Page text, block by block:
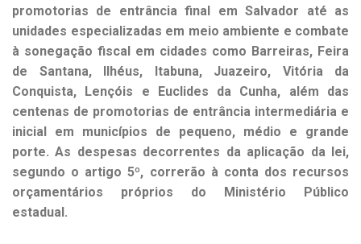
promotorias de entrância final em Salvador até as
unidades especializadas em meio ambiente e combate
à sonegação fiscal em cidades como Barreiras, Feira
de Santana, Ilhéus, Itabuna, Juazeiro, Vitória da
Conquista, Lençóis e Euclides da Cunha, além das
centenas de promotorias de entrância intermediária e
inicial em municípios de pequeno, médio e grande
porte. As despesas decorrentes da aplicação da lei,
segundo o artigo 5º, correrão à conta dos recursos
orçamentários próprios do Ministério Público
estadual.